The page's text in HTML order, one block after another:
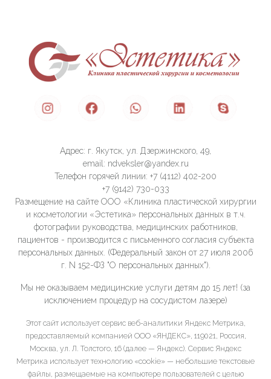
Адрес: г. Якутск, ул. Дзержинского, 49,
email: ndveksler@yandex.ru
Телефон горячей линии: +7 (4112) 402-200
+7 (9142) 730-033
Размещение на сайте ООО «Клиника пластической хирургии
и косметологии «Эстетика» персональных данных в т.ч.
фотографии руководства, медицинских работников,
пациентов - производится с письменного согласия субъекта
персональных данных. (Федеральный закон от 27 июля 2006
г. N 152-ФЗ "О персональных данных").
Мы не оказываем медицинские услуги детям до 15 лет! (за
исключением процедур на сосудистом лазере)
Этот сайт использует сервис веб-аналитики Яндекс Метрика,
предоставляемый компанией ООО «ЯНДЕКС», 119021, Россия,
Москва, ул. Л. Толстого, 16 (далее — Яндекс). Сервис Яндекс
Метрика использует технологию «cookie» — небольшие текстовые
файлы, размещаемые на компьютере пользователей с целью